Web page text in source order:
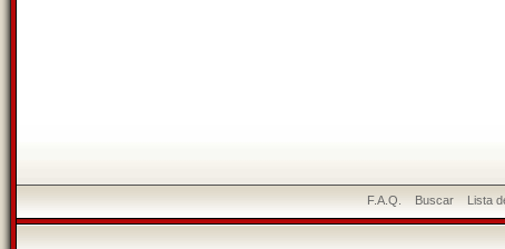
F.A.Q. Buscar Lista